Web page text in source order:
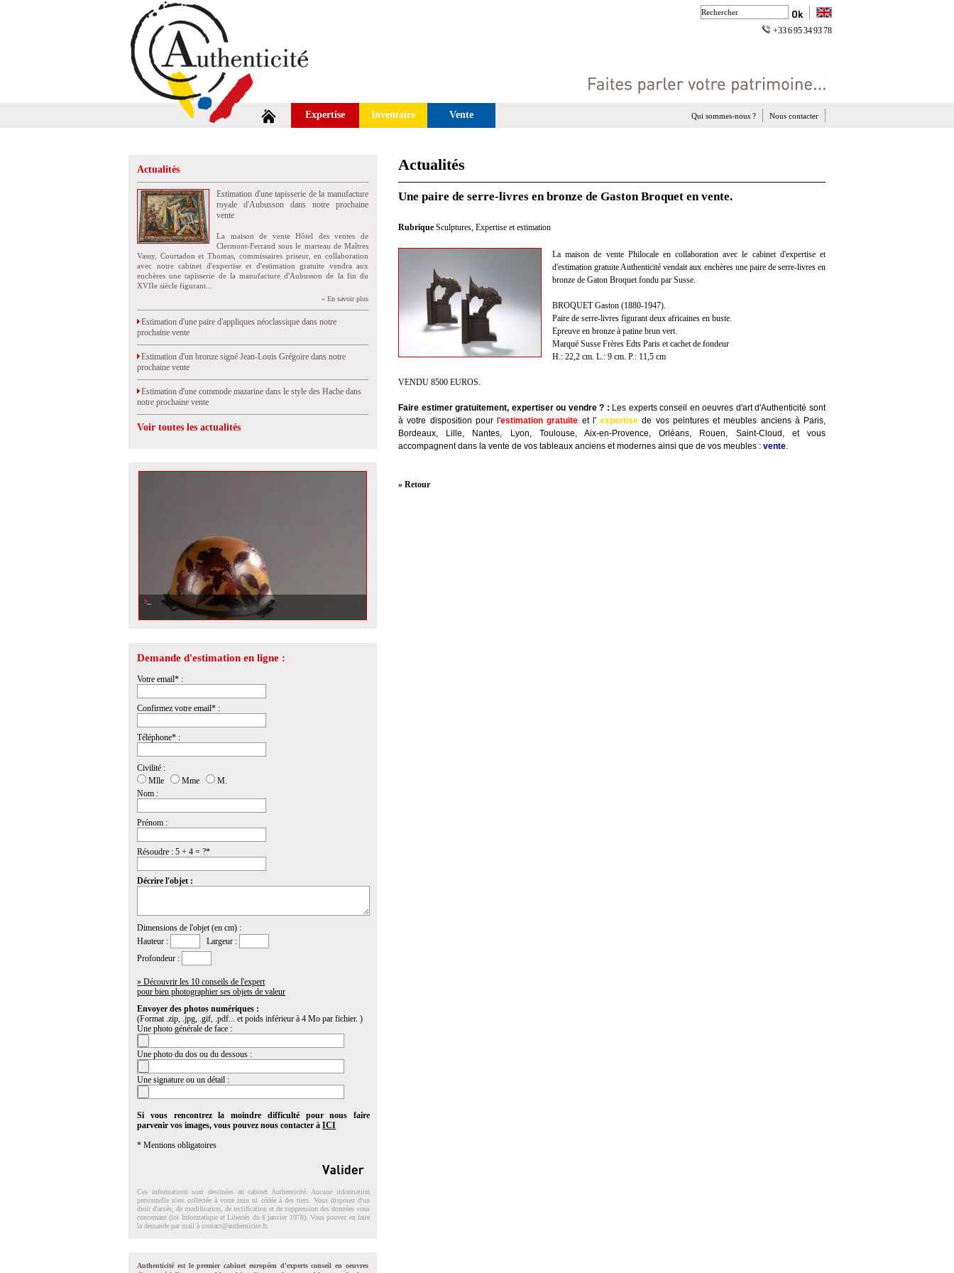
+33 6 95 34 93 78
Expertise Inventaire Vente Nous contacter
Qui sommes-nous ?
Actualités
Estimation d'une tapisserie de la manufacture
royale d'Aubusson dans notre prochaine
vente
La maison de vente Hôtel des ventes de
Clermont-Ferrand sous le marteau de Maîtres
Vassy, Courtadon et Thomas, commissaires priseur, en collaboration
avec notre cabinet d'expertise et d'estimation gratuite vendra aux
enchères une tapisserie de la manufacture d'Aubusson de la fin du
XVIIe siècle figurant...
» En savoir plus
Estimation d'une paire d'appliques néoclassique dans notre
prochaine vente
Estimation d'un bronze signé Jean-Louis Grégoire dans notre
prochaine vente
Estimation d'une commode mazarine dans le style des Hache dans
notre prochaine vente
Voir toutes les actualités
Demande d'estimation en ligne :
Votre email* :
Confirmez votre email* :
Téléphone* :
Civilité :
Mlle
Mme
M.
Nom :
Prénom :
Résoudre : 5 + 4 = ?*
Décrire l'objet :
Dimensions de l'objet (en cm) :
Hauteur :
Largeur :
Profondeur :
» Découvrir les 10 conseils de l'expert
pour bien photographier ses objets de valeur
Envoyer des photos numériques :
(Format .zip, .jpg, .gif, .pdf... et poids inférieur à 4 Mo par fichier. )
Une photo générale de face :
Une photo du dos ou du dessous :
Une signature ou un détail :
Si vous rencontrez la moindre difficulté pour nous faire
parvenir vos images, vous pouvez nous contacter à ICI
* Mentions obligatoires
Ces informations sont destinées au cabinet Authenticité. Aucune information
personnelle n'est collectée à votre insu ni cédée à des tiers. Vous disposez d'un
droit d'accés, de modification, de rectification et de suppression des données vous
concernant (loi Informatique et Libertés du 6 janvier 1978). Vous pouvez en faire
la demande par mail à contact@authenticite.fr.
Authenticité est le premier cabinet européen d'experts conseil en oeuvres
Actualités
Une paire de serre-livres en bronze de Gaston Broquet en vente.
Rubrique Sculptures, Expertise et estimation
La maison de vente Philocale en collaboration avec le cabinet d'expertise et
d'estimation gratuite Authenticité vendait aux enchères une paire de serre-livres en
bronze de Gaton Broquet fondu par Susse.
BROQUET Gaston (1880-1947).
Paire de serre-livres figurant deux africaines en buste.
Epreuve en bronze à patine brun vert.
Marqué Susse Frères Edts Paris et cachet de fondeur
H.: 22,2 cm. L.: 9 cm. P.: 11,5 cm
VENDU 8500 EUROS.
Faire estimer gratuitement, expertiser ou vendre ? : Les experts conseil en oeuvres d'art d'Authenticité sont
à votre disposition pour l'estimation gratuite et l'expertise de vos peintures et meubles anciens à Paris,
Bordeaux, Lille, Nantes, Lyon, Toulouse, Aix-en-Provence, Orléans, Rouen, Saint-Cloud, et vous
accompagnent dans la vente de vos tableaux anciens et modernes ainsi que de vos meubles : vente.
» Retour